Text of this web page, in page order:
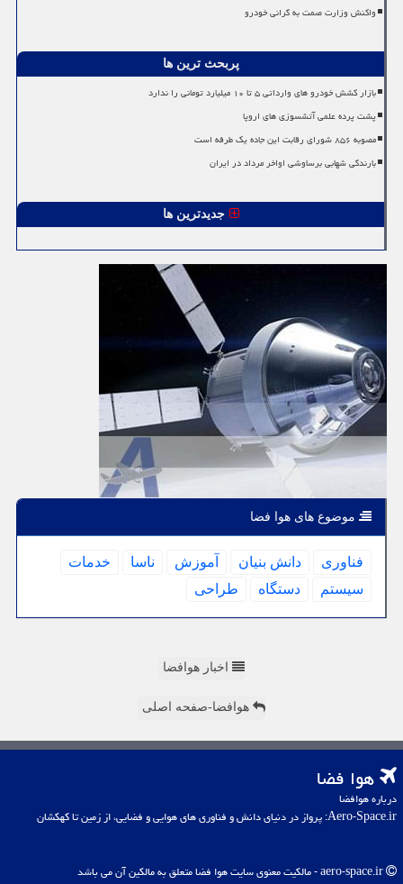
واکنش وزارت صمت به گرانی خودرو
پربحث ترین ها
بازار کشش خودرو های وارداتی ۵ تا ۱۰ میلیارد تومانی را ندارد
پشت پرده علمی آتشسوزی های اروپا
مصوبه ۸۵۶ شورای رقابت این جاده یک طرفه است
بارندگی شهابی برساوشی اواخر مرداد در ایران
جدیدترین ها
موضوع های هوا فضا
فناوری دانش بنیان آموزش ناسا
خدمات
سیستم
دستگاه طراحی
اخبار هوافضا
هوافضا-صفحه اصلی
هوا فضا
درباره هوافضا
Aero-Space.ir: پرواز در دنیای دانش و فناوری های هوایی و فضایی، از زمین تا کهکشان